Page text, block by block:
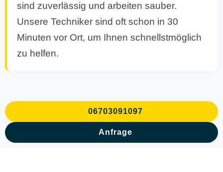
sind zuverlässig und arbeiten sauber.
Unsere Techniker sind oft schon in 30
Minuten vor Ort, um Ihnen schnellstmöglich
zu helfen.
06703091097
Anfrage